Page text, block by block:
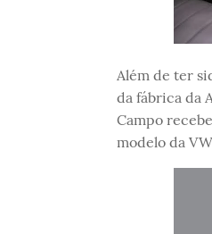
Além de ter
da fábrica da
Campo
modelo da